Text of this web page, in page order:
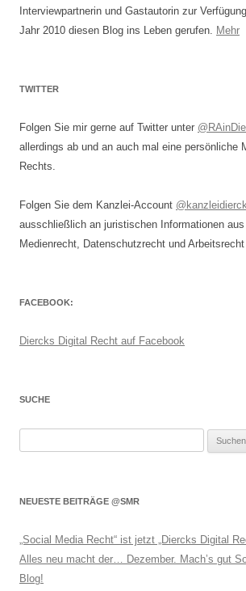
Interviewpartnerin und Gastautorin zur
Jahr 2010 diesen Blog ins Leben gerufen. Mehr
TWITTER
Folgen Sie mir gerne auf Twitter unter
allerdings ab und an auch mal eine persönliche
Rechts.
Folgen Sie dem Kanzlei-Account
ausschließlich an juristischen Informationen
Medienrecht, Datenschutzrecht und
FACEBOOK:
Diercks Digital Recht auf Facebook
SUCHE
NEUESTE BEITRÄGE @SMR
„Social Media Recht“ ist jetzt „Diercks Digital
Alles neu macht der… Dezember. Mach’s gut
Blog!